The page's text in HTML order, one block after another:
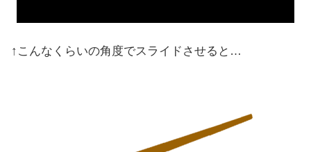
↑こんなくらいの角度でスライドさせると…